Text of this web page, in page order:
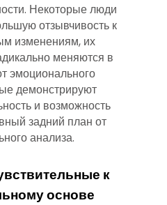
Некоторые люди
отзывчивость к
изменениям, их
меняются в
эмоционального
демонстрируют
и возможность
задний план от
анализа.
к
основе